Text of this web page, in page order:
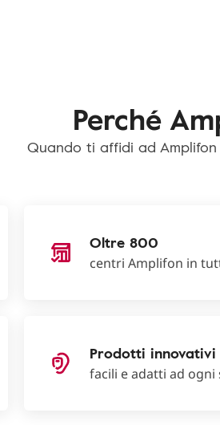
Perché
Quando ti affidi ad
Oltre 800
centri Amplifon in
Prodotti innovativi
facili e adatti ad ogni